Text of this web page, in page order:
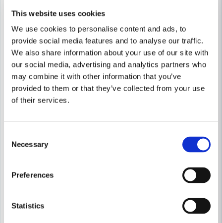
This website uses cookies
We use cookies to personalise content and ads, to
provide social media features and to analyse our traffic.
We also share information about your use of our site with
our social media, advertising and analytics partners who
may combine it with other information that you’ve
provided to them or that they’ve collected from your use
of their services.
Selection
Necessary
Preferences
Statistics
MAKITA POWERTOOLS
Makita DTD157Z Slagskruvdragare LXT® 18V 1/4" (utan batteri)
Makita DA001GZ